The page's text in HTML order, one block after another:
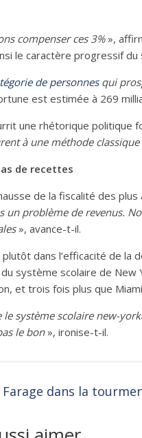
compenser ces 3%»,
le caractère progressif du
de personnesqui
est estimée à 269
une rhétorique
à une méthode
de recettes
de la fiscalité des
un problème de revenus.
», avance-t-il.
dans l’efficacité de la
système scolaire de
et trois fois plus que
le système scolaire new-
le bon», ironise-t-il.
dans la